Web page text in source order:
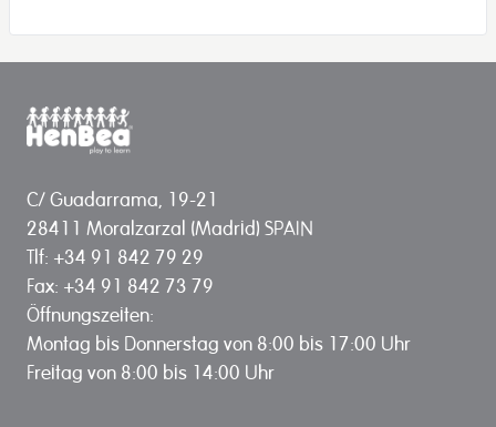
C/ Guadarrama, 19-21
28411 Moralzarzal (Madrid) SPAIN
Tlf: +34 91 842 79 29
Fax: +34 91 842 73 79
Öffnungszeiten:
Montag bis Donnerstag von 8:00 bis 17:00 Uhr
Freitag von 8:00 bis 14:00 Uhr